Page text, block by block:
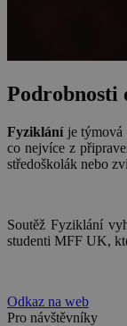
Podrobnosti
Fyzikláníje týmová
co nejvíce z
středoškolák nebo
Soutěž Fyziklání
studenti MFF UK,
Odkaz na web
Pro návštěvníky